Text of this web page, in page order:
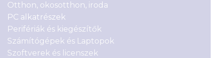
Otthon, okosotthon, iroda
PC alkatrészek
Perifériák és kiegészítők
Számítógépek és Laptopok
Szoftverek és licenszek